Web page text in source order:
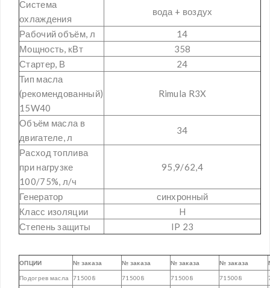
Система
охлаждения
вода + воздух
Рабочий объём, л
14
Мощность, кВт
358
Стартер, В
24
Тип масла
(рекомендованный)
15W40
Rimula R3X
Объём масла в
двигателе, л
34
Расход топлива
при нагрузке
100/75%, л/ч
95,9/62,4
Генератор
синхронный
Класс изоляции
H
Степень защиты
IP 23
ОПЦИИ № заказа № заказа № заказа № заказа
Подогрев масла 715008 715008 715008 715008